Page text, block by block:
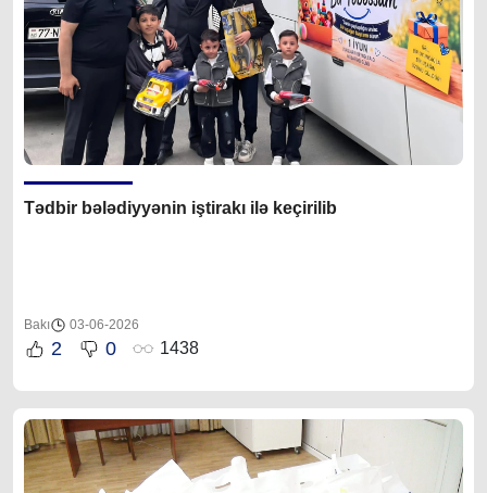
Tədbir bələdiyyənin iştirakı ilə keçirilib
Bakı 03-06-2026
2 0 1438